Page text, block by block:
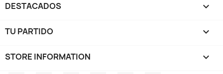
DESTACADOS 
TU PARTIDO 
STORE INFORMATION keyboard_arrow_down